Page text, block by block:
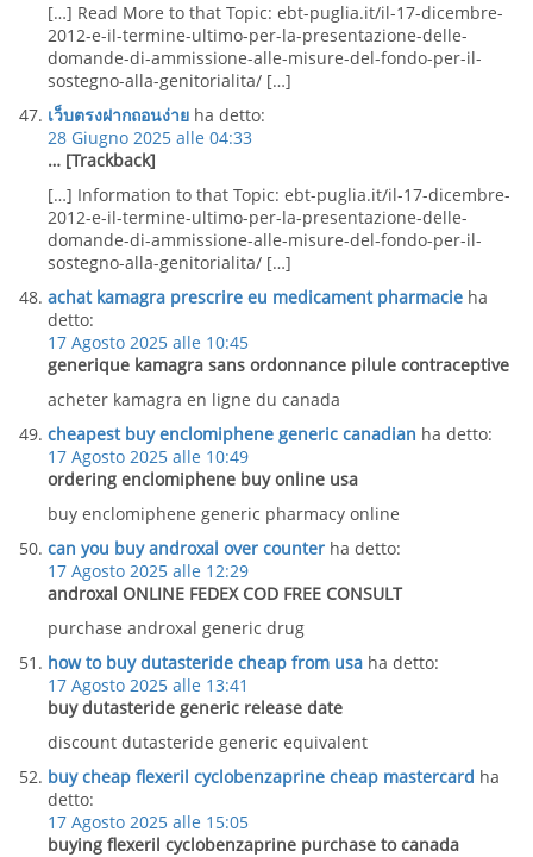
[…] Read More to that Topic: ebt-puglia.it/il-17-dicembre-
2012-e-il-termine-ultimo-per-la-presentazione-delle-
domande-di-ammissione-alle-misure-del-fondo-per-il-
sostegno-alla-genitorialita/ […]
เว็บตรงฝากถอนง่าย ha detto:
28 Giugno 2025 alle 04:33
… [Trackback]
[…] Information to that Topic: ebt-puglia.it/il-17-dicembre-
2012-e-il-termine-ultimo-per-la-presentazione-delle-
domande-di-ammissione-alle-misure-del-fondo-per-il-
sostegno-alla-genitorialita/ […]
achat kamagra prescrire eu medicament pharmacie ha
detto:
17 Agosto 2025 alle 10:45
generique kamagra sans ordonnance pilule contraceptive
acheter kamagra en ligne du canada
cheapest buy enclomiphene generic canadian ha detto:
17 Agosto 2025 alle 10:49
ordering enclomiphene buy online usa
buy enclomiphene generic pharmacy online
can you buy androxal over counter ha detto:
17 Agosto 2025 alle 12:29
androxal ONLINE FEDEX COD FREE CONSULT
purchase androxal generic drug
how to buy dutasteride cheap from usa ha detto:
17 Agosto 2025 alle 13:41
buy dutasteride generic release date
discount dutasteride generic equivalent
buy cheap flexeril cyclobenzaprine cheap mastercard ha
detto:
17 Agosto 2025 alle 15:05
buying flexeril cyclobenzaprine purchase to canada